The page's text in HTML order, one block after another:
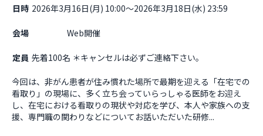
日時 2026年3月16日(月) 10:00～2026年3月18日(水) 23:59
会場
定員 先着100名 ＊キャンセルは必ずご連絡下さい。
今回は、非がん患者が住み慣れた場所で最期を迎える「在宅での
看取り」の現場に、多く立ち会っていらっしゃる医師をお迎え
し、在宅における看取りの現状や対応を学び、本人や家族への支
援、専門職の関わりなどについてお話いただいた研修...